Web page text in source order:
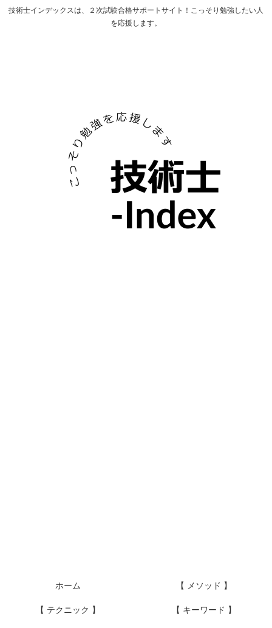
技術士インデックスは、２次試験合格サポートサイト！こっそり勉強したい人
を応援します。
ホーム 【 メソッド 】
【 テクニック 】 【 キーワード 】